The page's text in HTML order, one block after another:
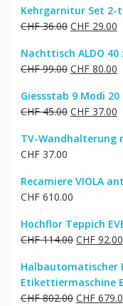
Kehrgarnitur Set
CHF36.00
war:
CHF 36.00
CHF29.00
Nachttisch ALDO
CHF99.00
war:
CHF 99.00
CHF80.00
Giessstab 9 Modi 20
CHF45.00
war:
CHF37.00
TV-Wandhalterung
CHF37.00
Recamiere VIOLA
CHF610.00
Hochflor Teppich
CHF114.00
war:
CHF
CHF92.00
Halbautomatischer
Etikettiermaschine
CHF802.00 CHF